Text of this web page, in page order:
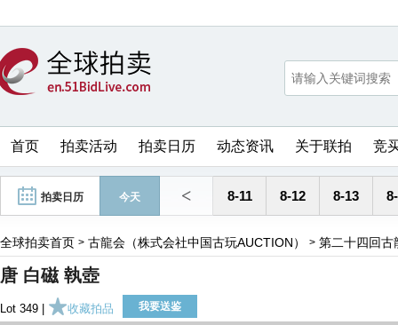
首页 拍卖活动 拍卖日历 动态资讯 关于联拍 竞
拍卖日历 今天 < 8-11 8-12 8-13
全球拍卖首页 > 古龍会（株式会社中国古玩AUCTION） > 第二十四回古
唐 白磁 執壺
Lot 349 | 收藏拍品 我要送鉴